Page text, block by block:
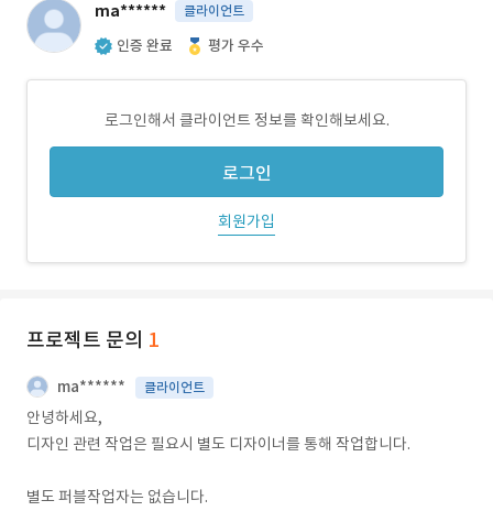
ma****** 클라이언트
인증 완료 평가 우수
로그인해서 클라이언트 정보를 확인해보세요.
로그인
회원가입
프로젝트 문의 1
ma****** 클라이언트
안녕하세요,
디자인 관련 작업은 필요시 별도 디자이너를 통해 작업합니다.
별도 퍼블작업자는 없습니다.